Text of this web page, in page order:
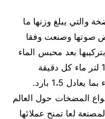
والتي يبلغ وزنها ما
صوتها وصنعت وفقا
بعد محبس الماء
الرئيسي وتضخ الماء بمعدل 12 لتر ماء كل دقيقة
1،5 بارد.
المضخات حول العالم
لعا تمنح عملائها